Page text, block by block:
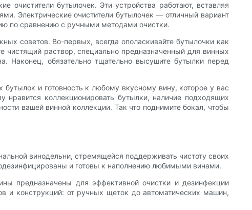
очистители бутылочек. Эти устройства работают, вставляя
Электрические очистители бутылочек — отличный вариант
по сравнению с ручными методами очистки.
советов. Во-первых, всегда ополаскивайте бутылочки как
чистящий раствор, специально предназначенный для винных
Наконец, обязательно тщательно высушите бутылки перед
и готовность к любому вкусному вину, которое у вас
коллекционировать бутылки, наличие подходящих
вашей винной коллекции. Так что поднимите бокал, чтобы
винодельни, стремящейся поддерживать чистоту своих
и готовы к наполнению любимыми винами.
предназначены для эффективной очистки и дезинфекции
и конструкций: от ручных щеток до автоматических машин,